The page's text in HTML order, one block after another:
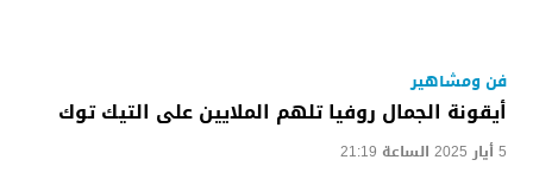
فن ومشاهير
أيقونة الجمال روفيا تلهم الملايين على التيك توك
5 أيار 2025 الساعة 21:19